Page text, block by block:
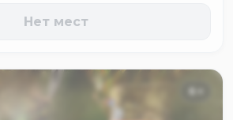
Нет мест